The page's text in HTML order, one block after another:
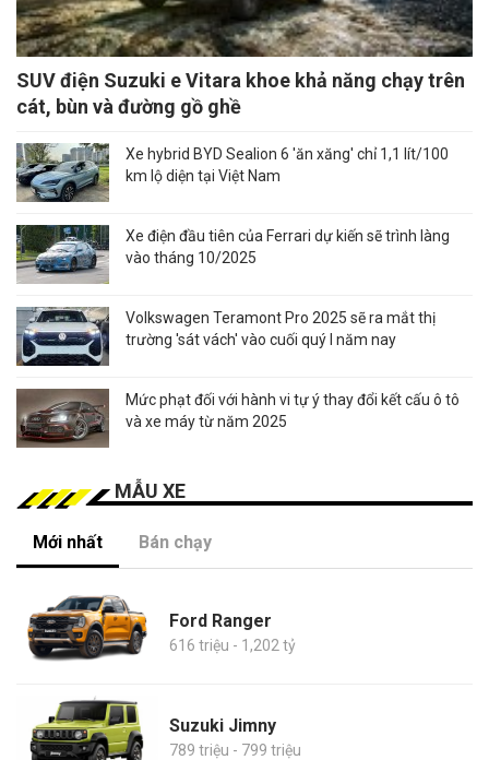
SUV điện Suzuki e Vitara khoe khả năng chạy trên
cát, bùn và đường gồ ghề
Xe hybrid BYD Sealion 6 'ăn xăng' chỉ 1,1 lít/100
km lộ diện tại Việt Nam
Xe điện đầu tiên của Ferrari dự kiến sẽ trình làng
vào tháng 10/2025
Volkswagen Teramont Pro 2025 sẽ ra mắt thị
trường 'sát vách' vào cuối quý I năm nay
Mức phạt đối với hành vi tự ý thay đổi kết cấu ô tô
và xe máy từ năm 2025
MẪU XE
Mới nhất Bán chạy
Ford Ranger
616 triệu - 1,202 tỷ
Suzuki Jimny
789 triệu - 799 triệu